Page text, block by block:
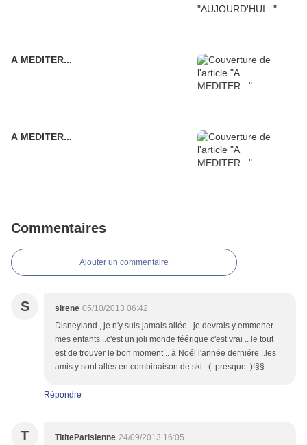
A MEDITER...
A MEDITER...
Commentaires
Ajouter un commentaire
S sirene 05/10/2013 06:42
Disneyland , je n'y suis jamais allée ..je devrais y emmener
mes enfants ..c'est un joli monde féérique c'est vrai .. le tout
est de trouver le bon moment .. à Noél l'année derniére ..les
amis y sont allés en combinaison de ski ..(..presque..)!§§
Répondre
T TititeParisienne 24/09/2013 16:05